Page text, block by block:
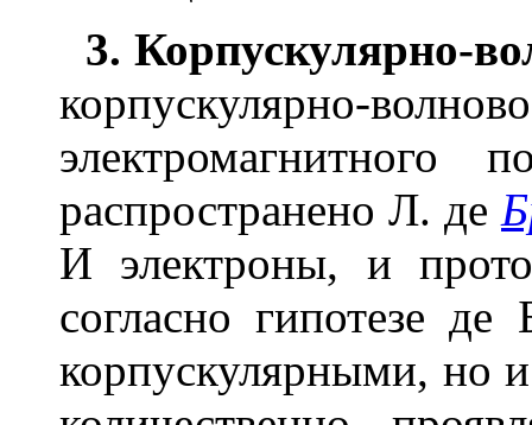
3. Корпускулярно-
корпускулярно-
распространено Л. де
И электроны, и
согласно гипотезе
корпускулярными, но